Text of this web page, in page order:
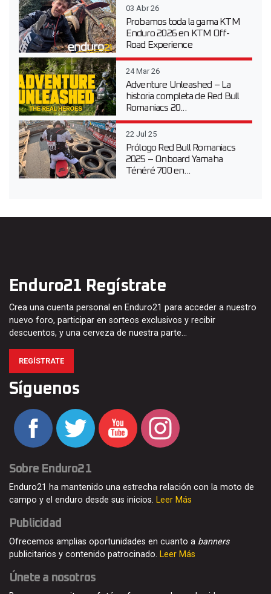
03 Abr 26
Probamos toda la gama KTM
Enduro 2026 en KTM Off-
Road Experience
24 Mar 26
Adventure Unleashed – La
historia completa de Red Bull
Romaniacs 20...
22 Jul 25
Prólogo Red Bull Romaniacs
2025 – Onboard Yamaha
Ténéré 700 en...
Enduro21 Regístrate
Crea una cuenta personal en Enduro21 para acceder a nuestro
nuevo foro, participar en sorteos exclusivos y recibir
descuentos, y una cerveza de nuestra parte…
REGÍSTRATE
Síguenos
Sobre Enduro21
Enduro21 ha mantenido una estrecha relación con la moto de
campo y el enduro desde sus inicios. Leer Más
Publicidad
Ofrecemos amplias oportunidades en cuanto a banners
publicitarios y contenido patrocinado. Leer Más
Únete a nosotros